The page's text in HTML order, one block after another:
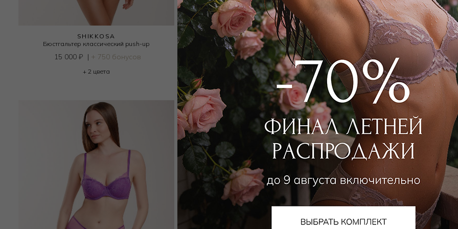
SHIKKOSA
Бюстгальтер классический push-up
15 000 ₽ | + 750 бонусов
+ 2 цвета
SHIKKOSA
Бюстгальтер классический push-up
15 000₽ |+ 750 бонусов
+ 2 цвета
SHIKKOSA
Бюстгальтер классический
9 500 + 475
+ 2 цвета